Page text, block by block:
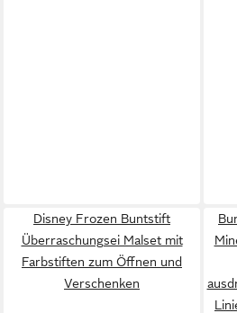
Disney Frozen Buntstift
Überraschungsei Malset mit
Farbstiften zum Öffnen und
Verschenken